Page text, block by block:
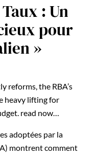
: Un
pour
»
reforms, the RBA’s
heavy lifting for
read now…
adoptées par la
montrent comment